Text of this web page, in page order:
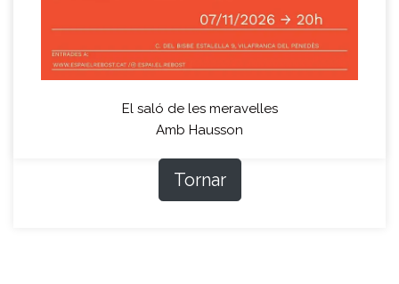
El saló de les meravelles
Amb Hausson
Tornar